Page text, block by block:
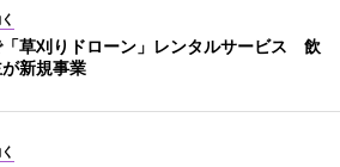
草刈りドローン」レンタルサービス 飲
新規事業